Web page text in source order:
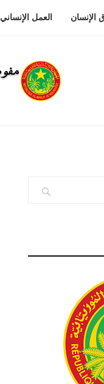
الإنسان العمل الإنساني